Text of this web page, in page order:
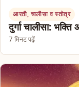
आरती, चालीसा व स्तोत्र
दुर्गा चालीसा:
7 मिनट पढ़ें